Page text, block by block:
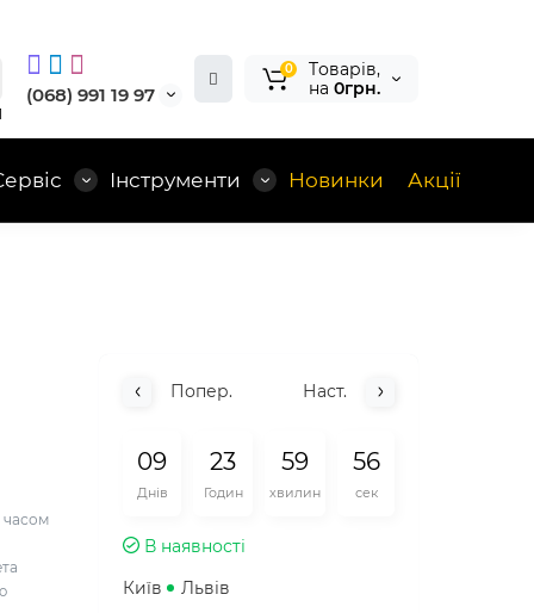
(068) 991 19 97
0
Tоварів,
на 0грн.
Інструменти Новинки Акції
часом
Попер. Наст.
09
Днів
23
Годин
59
хвилин
55
сек
В наявності
Київ
Львів